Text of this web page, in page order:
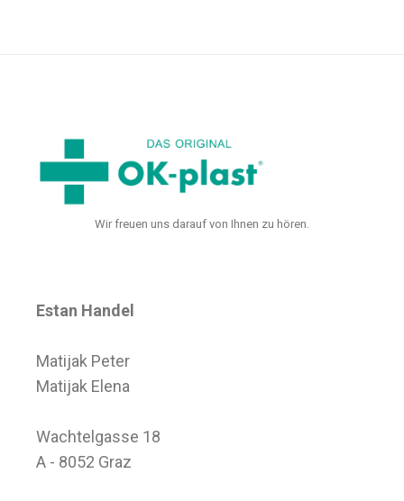
Wir freuen uns darauf von Ihnen zu hören.
Estan Handel
Matijak Peter
Matijak Elena
Wachtelgasse 18
A - 8052 Graz